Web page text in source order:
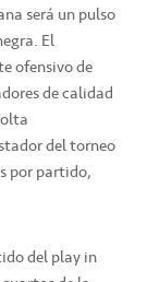
será un pulso
El
ofensivo de
de calidad
del torneo
por partido,
del play in